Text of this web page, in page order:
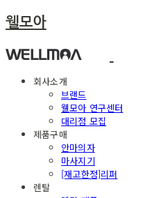
웰모아
회사소개
브랜드
웰모아 연구센터
대리점 모집
제품구매
안마의자
마사지기
[재고한정]리퍼
렌탈